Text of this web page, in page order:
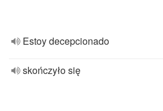
Estoy decepcionado
skończyło się